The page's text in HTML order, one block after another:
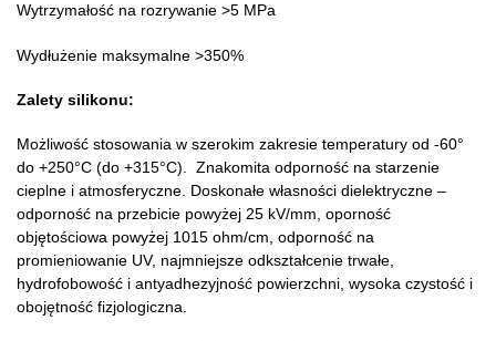
Wytrzymałość na rozrywanie >5 MPa
Wydłużenie maksymalne >350%
Zalety silikonu:
Możliwość stosowania w szerokim zakresie temperatury od -60°
do +250°C (do +315°C). Znakomita odporność na starzenie
cieplne i atmosferyczne. Doskonałe własności dielektryczne –
odporność na przebicie powyżej 25 kV/mm, oporność
objętościowa powyżej 1015 ohm/cm, odporność na
promieniowanie UV, najmniejsze odkształcenie trwałe,
hydrofobowość i antyadhezyjność powierzchni, wysoka czystość i
obojętność fizjologiczna.